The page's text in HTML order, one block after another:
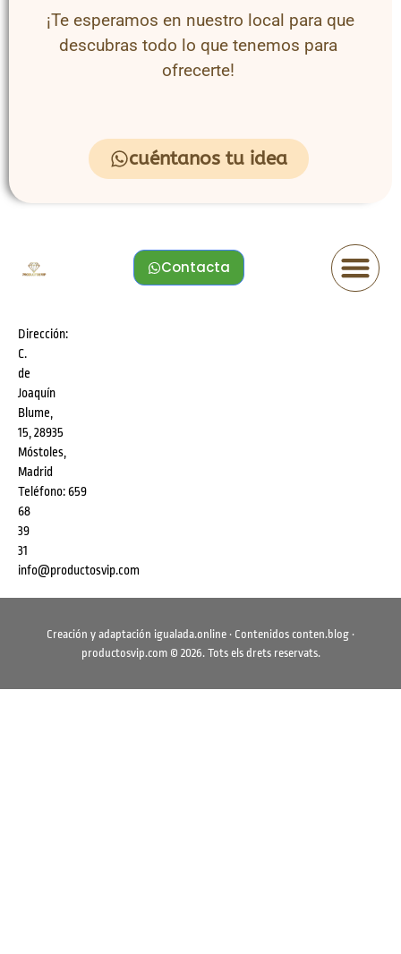
¡Te esperamos en nuestro local para que
descubras todo lo que tenemos para
ofrecerte!
cuéntanos tu idea
Contacta
Dirección:
C.
de
Joaquín
Blume,
15, 28935
Móstoles,
Madrid
Teléfono:659
68
39
31
info@productosvip.com
Creación y adaptación igualada.online · Contenidos conten.blog ·
productosvip.com© 2026. Tots els drets reservats.